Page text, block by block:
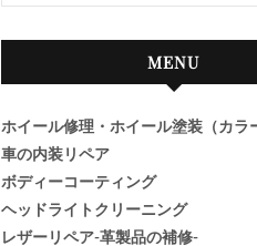
MENU
ホイール修理・ホイール塗装（カラ
車の内装リペア
ボディーコーティング
ヘッドライトクリーニング
レザーリペア-革製品の補修-